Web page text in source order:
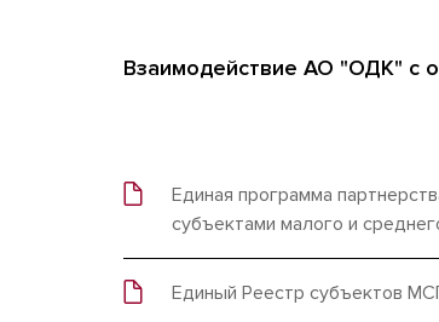
Взаимодействие АО "ОДК" с
Единая программа
субъектами малого и
Единый Реестр субъектов